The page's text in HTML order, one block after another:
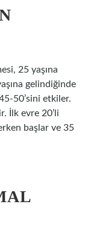
25 yaşına
gelindiğinde
50’sini etkiler.
İlk evre 20’li
başlar ve 35